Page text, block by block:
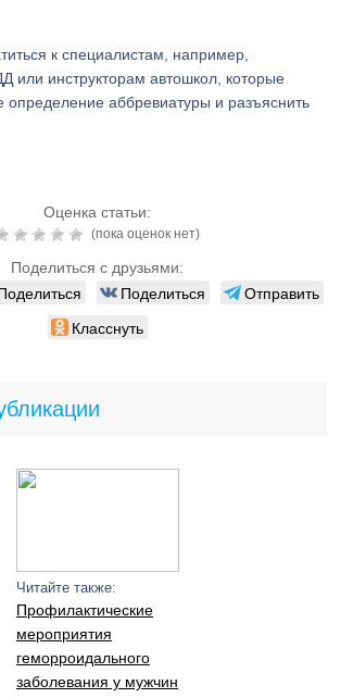
к специалистам, например,
или инструкторам автошкол, которые
определение аббревиатуры и разъяснить
Оценка статьи:
(пока оценок нет)
Поделиться с друзьями:
Поделиться
Отправить
Класснуть
Читайте также:
Профилактические
мероприятия
геморроидального
заболевания у мужчин